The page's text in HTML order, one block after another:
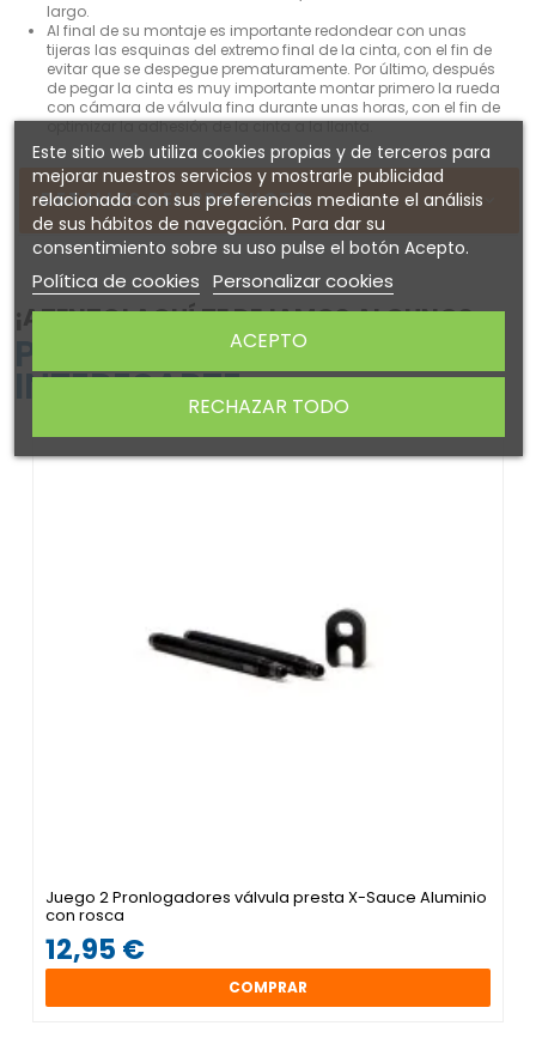
largo.
Al final de su montaje es importante redondear con unas
tijeras las esquinas del extremo final de la cinta, con el fin de
evitar que se despegue prematuramente. Por último, después
de pegar la cinta es muy importante montar primero la rueda
con cámara de válvula fina durante unas horas, con el fin de
optimizar la adhesión de la cinta a la llanta.
DETALLES DEL PRODUCTO
¡ATENTO! AQUÍ TE DEJAMOS ALGUNOS
PRODUCTOS QUE PODRÍAN
INTERESARTE
Juego 2 Pronlogadores válvula presta X-Sauce Aluminio
con rosca
12,95 €
COMPRAR
Este sitio web utiliza cookies propias y de terceros para
mejorar nuestros servicios y mostrarle publicidad
relacionada con sus preferencias mediante el análisis
de sus hábitos de navegación. Para dar su
consentimiento sobre su uso pulse el botón Acepto.
Política de cookies Personalizar cookies
RECHAZAR TODO
ACEPTO